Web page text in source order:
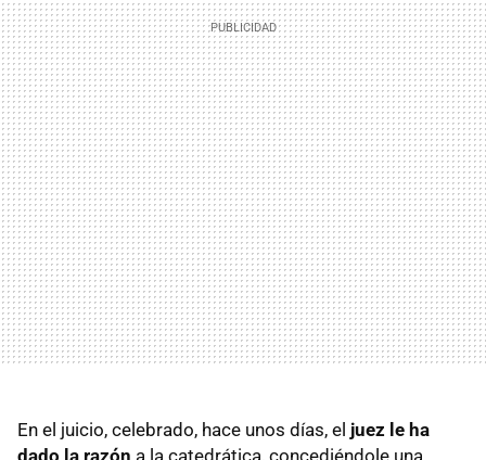
En el juicio, celebrado, hace unos días, el juez le ha
dado la razón a la catedrática, concediéndole una